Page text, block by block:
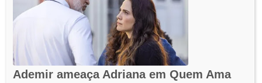
Ademir ameaça Adriana em Quem Ama